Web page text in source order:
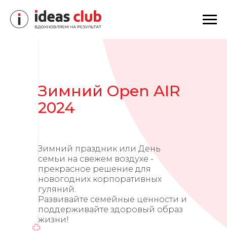
Зимний Open AIR
2024
Зимний праздник или День
семьи на свежем воздухе -
прекрасное решение для
новогодних корпоративных
гуляний.
Развивайте семейные ценности и
поддерживайте здоровый образ
жизни!